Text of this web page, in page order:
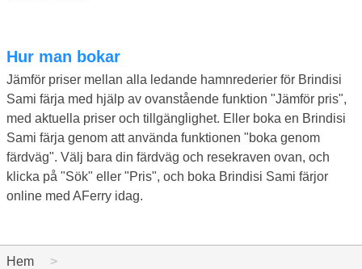
Hur man bokar
Jämför priser mellan alla ledande hamnrederier för Brindisi
Sami färja med hjälp av ovanstående funktion "Jämför pris",
med aktuella priser och tillgänglighet. Eller boka en Brindisi
Sami färja genom att använda funktionen "boka genom
färdväg". Välj bara din färdväg och resekraven ovan, och
klicka på "Sök" eller "Pris", och boka Brindisi Sami färjor
online med AFerry idag.
Hem